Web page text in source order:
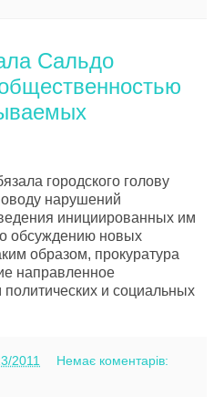
Сальдо
городского голову
нарушений
инициированных им
обсуждению новых
образом, прокуратура
направленное
и социальных
2011 Немає коментарів: